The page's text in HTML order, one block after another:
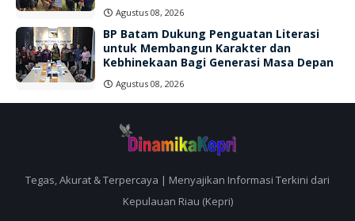
Agustus 08, 2026
BP Batam Dukung Penguatan Literasi
untuk Membangun Karakter dan
Kebhinekaan Bagi Generasi Masa Depan
Agustus 08, 2026
Tegas, Akurat & Terpercaya | Menyajikan Informasi Terkini dari
Kepulauan Riau (Kepri)